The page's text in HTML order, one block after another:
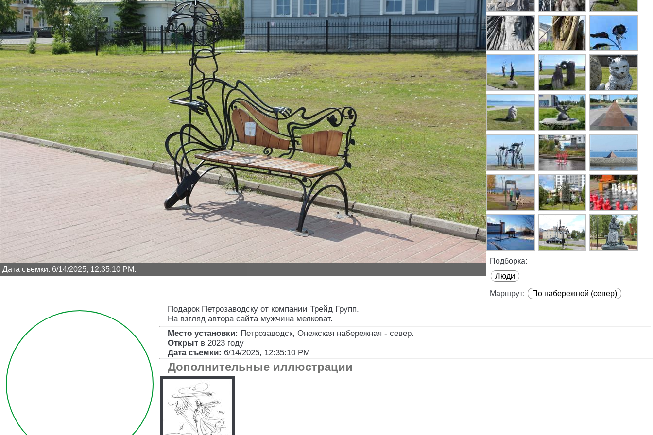
Дата съемки: 6/14/2025, 12:35:10 PM.
Подборка:
Люди
Маршрут: По набережной (север)
Подарок Петрозаводску от компании Трейд Групп.
На взгляд автора сайта мужчина мелковат.
Место установки: Петрозаводск, Онежская набережная - север.
Открыт в 2023 году
Дата съемки: 6/14/2025, 12:35:10 PM
Дополнительные иллюстрации